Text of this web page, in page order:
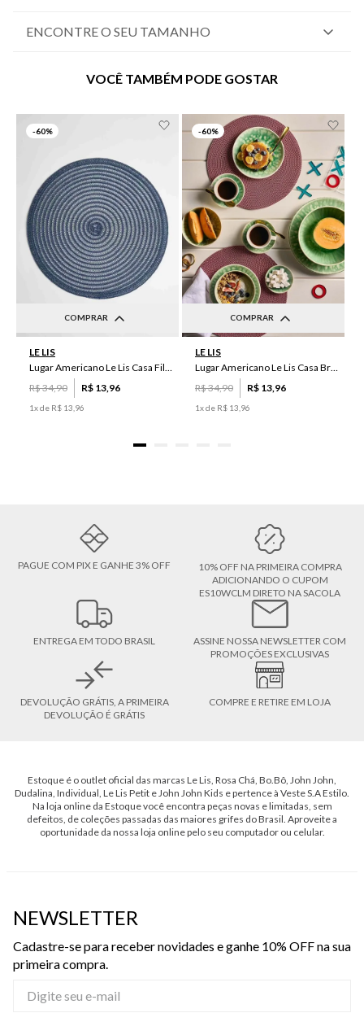
ENCONTRE O SEU TAMANHO
VOCÊ TAMBÉM PODE GOSTAR
-60%
COMPRAR
LE LIS
Lugar Americano Le Lis Casa Filipa
R$34,90 R$ 13 96
1x de R$ 13 96
-60%
COMPRAR
LE LIS
Lugar Americano Le Lis Casa Brenda
R$34,90 R$ 13 96
1x de R$ 13 96
PAGUE COM PIX E GANHE 3% OFF
10% OFF NA PRIMEIRA COMPRA
ADICIONANDO O CUPOM
ES10WCLM DIRETO NA SACOLA
ENTREGA EM TODO BRASIL
ASSINE NOSSA NEWSLETTER COM
PROMOÇÕES EXCLUSIVAS
DEVOLUÇÃO GRÁTIS, A PRIMEIRA
DEVOLUÇÃO É GRÁTIS
COMPRE E RETIRE EM LOJA
Estoque é o outlet oficial das marcas Le Lis, Rosa Chá, Bo.Bô, John John,
Dudalina, Individual, Le Lis Petit e John John Kids e pertence à Veste S.A Estilo.
Na loja online da Estoque você encontra peças novas e limitadas, sem
defeitos, de coleções passadas das maiores grifes do Brasil. Aproveite a
oportunidade da nossa loja online pelo seu computador ou celular.
NEWSLETTER
Cadastre-se para receber novidades e ganhe 10% OFF na sua
primeira compra.